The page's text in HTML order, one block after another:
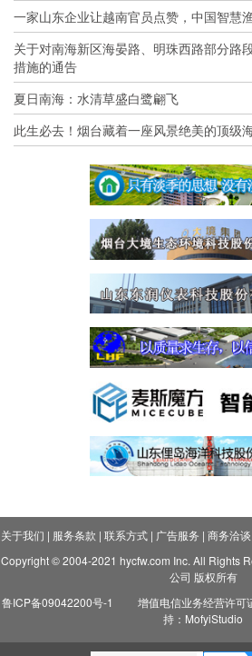
一家山东企业让越南官员点赞，中国智慧
关于对南海新区海晏路、明珠西路部分路
措施的通告
夏日南海：水清草盛白鹭翩飞
此生必去！烟台藏着一座风景绝美的顶级
关于我们 | 服务条款 | 联系方式| 广告服务 | 商务洽谈
Copyright © 2004-2021 hycfw.com Inc. All Rights
公司 版权所有
鲁ICP备09042200号-1
增值电信业务经营许
持：MofyiStudio